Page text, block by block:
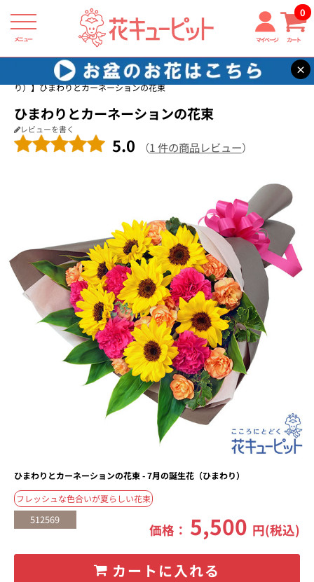
メニュー マイページ カート
0
×
花キューピット 7月の誕生花（ひまわり）
【7月の誕生花（ひまわ
り）】ひまわりとカーネーションの花束
ひまわりとカーネーションの花束
レビューを書く
5.0 （1 件の商品レビュー）
ひまわりとカーネーションの花束 - 7月の誕生花（ひまわり）
フレッシュな色合いが夏らしい花束
512569
価格： 5,500 円(税込)
カートに入れる